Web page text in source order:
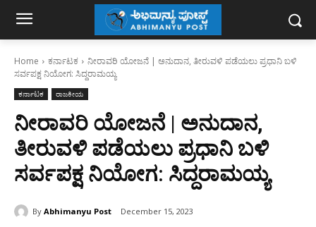
Home ಕರ್ನಾಟಕ
ನೀರಾವರಿ ಯೋಜನೆ | ಅನುದಾನ, ತೀರುವಳಿ ಪಡೆಯಲು ಪ್ರಧಾನಿ ಬಳಿ
ಸರ್ವಪಕ್ಷ ನಿಯೋಗ: ಸಿದ್ದರಾಮಯ್ಯ
ಕರ್ನಾಟಕ ರಾಜಕೀಯ
ನೀರಾವರಿ ಯೋಜನೆ | ಅನುದಾನ,
ತೀರುವಳಿ ಪಡೆಯಲು ಪ್ರಧಾನಿ ಬಳಿ
ಸರ್ವಪಕ್ಷ ನಿಯೋಗ: ಸಿದ್ದರಾಮಯ್ಯ
By Abhimanyu Post December 15, 2023